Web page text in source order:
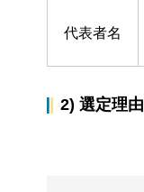
代表者名
2) 選定理由